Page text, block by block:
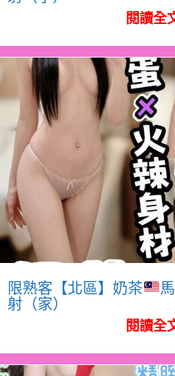
閱讀全
限熟客【北區】奶茶
射（家）
閱讀全